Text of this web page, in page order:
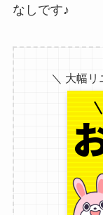
なしです♪
＼ 大幅リ